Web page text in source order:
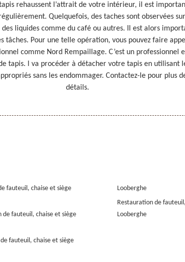
rehaussent l’attrait de votre intérieur, il est
Quelquefois, des taches sont observées
des liquides comme du café ou autres. Il est alors
tâches. Pour une telle opération, vous pouvez faire
comme Nord Rempaillage. C’est un professionnel
tapis. l va procéder à détacher votre tapis en utilisant
sans les endommager. Contactez-le pour plus
détails.
fauteuil, chaise et siège
de fauteuil, chaise et siège
fauteuil, chaise et siège
Looberghe
Restauration de
Looberghe